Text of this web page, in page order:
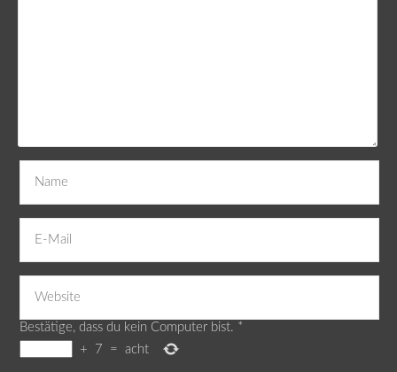
Bestätige, dass du kein Computer bist. *
+
7 = acht